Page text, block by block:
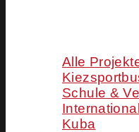
Alle
Schule &
Kuba